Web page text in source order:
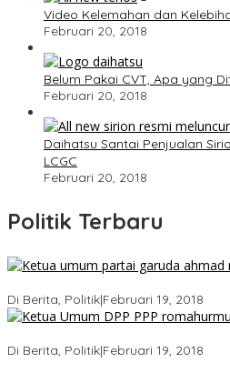
Video Kelemahan dan
Februari 20, 2018
Belum Pakai CVT, Apa yang
Februari 20, 2018
Daihatsu Santai Penjualan
LCGC
Februari 20, 2018
Politik Terbaru
Di Berita, Politik|Februari 19, 2018
Di Berita, Politik|Februari 19, 2018